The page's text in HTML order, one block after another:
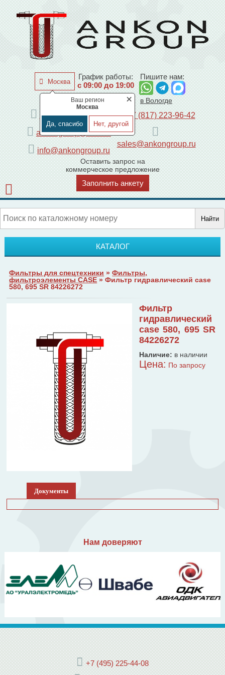
Москва
×
Ваш регион
Москва
Да, спасибо Нет, другой
График работы:
с 09:00 до 19:00
Пишите нам:
по Москве
+7 (495) 225-44-08
ankongroup@mail.ru
info@ankongroup.ru
в Вологде
+7 (817) 223-96-42
sales@ankongroup.ru
Оставить запрос на
коммерческое предложение
Заполнить анкету
Найти
КАТАЛОГ
Фильтры для спецтехники »Фильтры,
фильтроэлементы CASE » Фильтр гидравлический case
580, 695 SR 84226272
Фильтр
гидравлический
case 580, 695 SR
84226272
Наличие: в наличии
Цена: По запросу
Документы
Нам доверяют
+7 (495) 225-44-08